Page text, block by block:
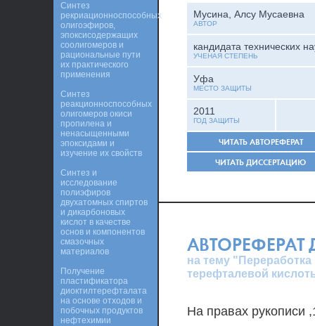
Мусина, Алсу Мусаевна
АВТОР
кандидата технических
УЧЕНАЯ СТЕПЕНЬ
Уфа
МЕСТО ЗАЩИТЫ
2011
ГОД ЗАЩИТЫ
ЧИТАТЬ АВТОРЕФЕРАТ
ЧИТАТЬ ДИССЕРТАЦИЮ
АВТОРЕФЕРАТ
на тему
терефталевой
На правах рукописи
Синтез
рекриационноспособных
олигоэфиров,
эпоксисодержащих
соолигомеров и
рациональные пути
их практического
применения
Синтез
реакционноспособных
олигомеров окиси
пропилена и
ненасыщенными
эпоксидами и
изучение их свойств
Синтез и
исследование
полиэфиров
двухатомных спиртов
и дикарбоновых
кислот в качестве
основ и компонентов
смазочных
материалов
Получение
пластификатора
диоктилтерефталата
на основе отходов и
побочных продуктов
нефтехимии